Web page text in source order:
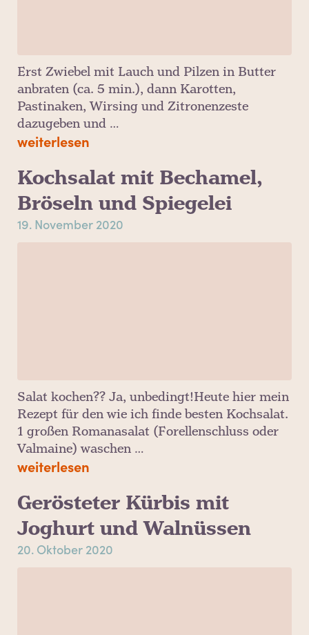
Erst Zwiebel mit Lauch und Pilzen in Butter
anbraten (ca. 5 min.), dann Karotten,
Pastinaken, Wirsing und Zitronenzeste
dazugeben und …
weiterlesen
Kochsalat mit Bechamel,
Bröseln und Spiegelei
19. November 2020
Salat kochen?? Ja, unbedingt!Heute hier mein
Rezept für den wie ich finde besten Kochsalat.
1 großen Romanasalat (Forellenschluss oder
Valmaine) waschen …
weiterlesen
Gerösteter Kürbis mit
Joghurt und Walnüssen
20. Oktober 2020